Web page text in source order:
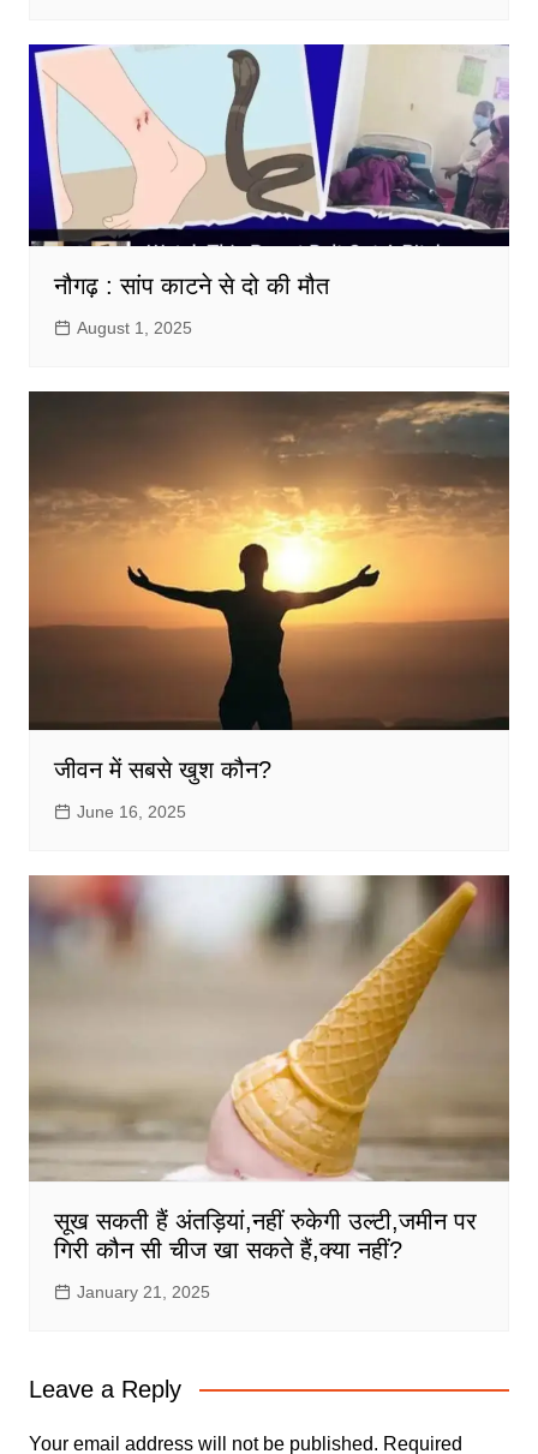
नौगढ़ : सांप काटने से दो की मौत
August 1, 2025
जीवन में सबसे खुश कौन?
June 16, 2025
सूख सकती हैं अंतड़ियां,नहीं रुकेगी उल्टी,जमीन पर
गिरी कौन सी चीज खा सकते हैं,क्या नहीं?
January 21, 2025
Leave a Reply
Your email address will not be published. Required